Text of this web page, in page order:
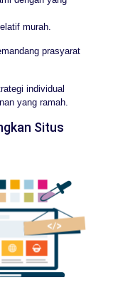
murah.
prasyarat
individual
yang ramah.
Situs